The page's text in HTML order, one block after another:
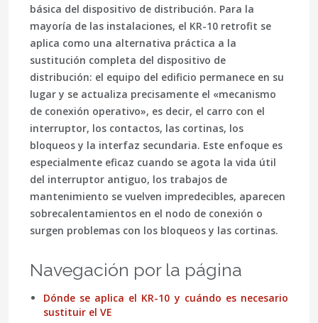
básica del dispositivo de distribución. Para la
mayoría de las instalaciones, el KR-10 retrofit se
aplica como una alternativa práctica a la
sustitución completa del dispositivo de
distribución: el equipo del edificio permanece en su
lugar y se actualiza precisamente el «mecanismo
de conexión operativo», es decir, el carro con el
interruptor, los contactos, las cortinas, los
bloqueos y la interfaz secundaria. Este enfoque es
especialmente eficaz cuando se agota la vida útil
del interruptor antiguo, los trabajos de
mantenimiento se vuelven impredecibles, aparecen
sobrecalentamientos en el nodo de conexión o
surgen problemas con los bloqueos y las cortinas.
Navegación por la página
Dónde se aplica el KR-10 y cuándo es necesario
sustituir el VE